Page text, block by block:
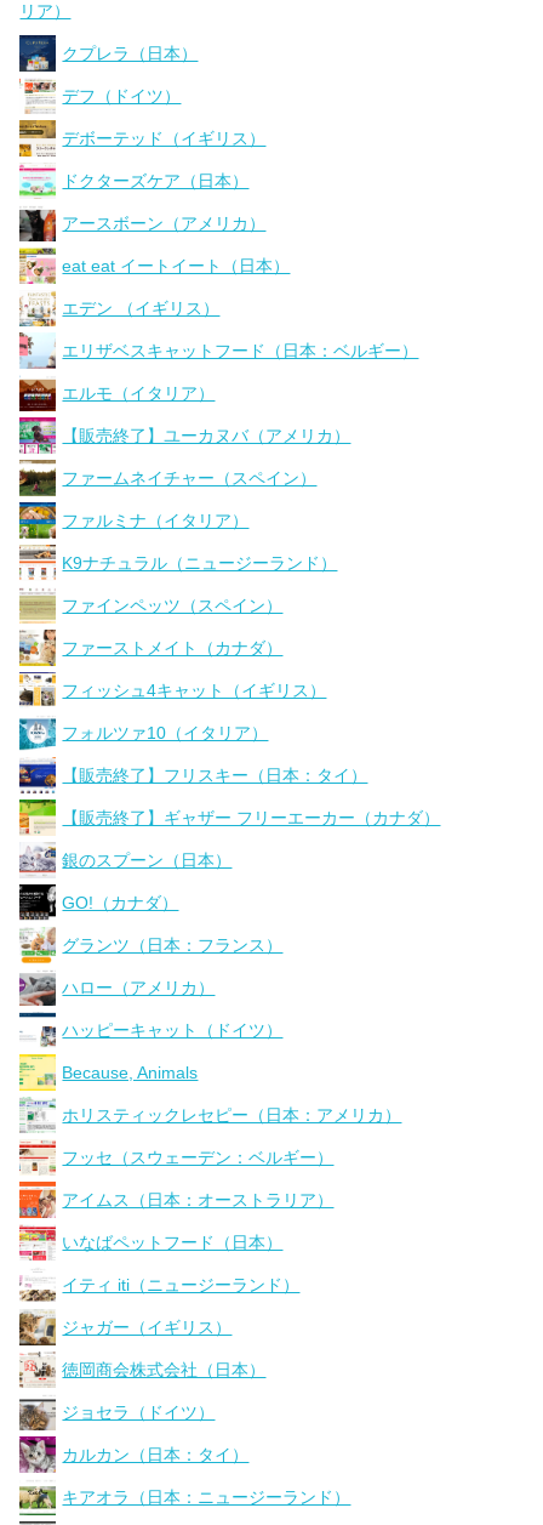
リア）
クプレラ（日本）
デフ（ドイツ）
デボーテッド（イギリス）
ドクターズケア（日本）
アースボーン（アメリカ）
eat eat イートイート（日本）
エデン （イギリス）
エリザベスキャットフード（日本：ベルギー）
エルモ（イタリア）
【販売終了】ユーカヌバ（アメリカ）
ファームネイチャー（スペイン）
ファルミナ（イタリア）
K9ナチュラル（ニュージーランド）
ファインペッツ（スペイン）
ファーストメイト（カナダ）
フィッシュ4キャット（イギリス）
フォルツァ10（イタリア）
【販売終了】フリスキー（日本：タイ）
【販売終了】ギャザー フリーエーカー（カナダ）
銀のスプーン（日本）
GO!（カナダ）
グランツ（日本：フランス）
ハロー（アメリカ）
ハッピーキャット（ドイツ）
Because, Animals
ホリスティックレセピー（日本：アメリカ）
フッセ（スウェーデン：ベルギー）
アイムス（日本：オーストラリア）
いなばペットフード（日本）
イティ iti（ニュージーランド）
ジャガー（イギリス）
徳岡商会株式会社（日本）
ジョセラ（ドイツ）
カルカン（日本：タイ）
キアオラ（日本：ニュージーランド）